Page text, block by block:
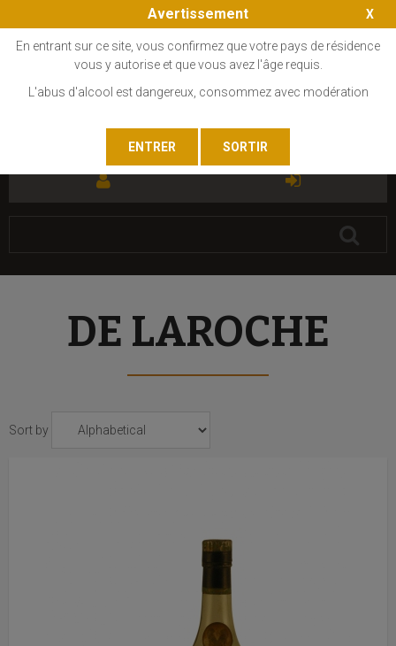
DE LAROCHE
Sort by
Avertissement
En entrant sur ce site, vous confirmez que votre pays de résidence
vous y autorise et que vous avez l'âge requis.
L'abus d'alcool est dangereux, consommez avec modération